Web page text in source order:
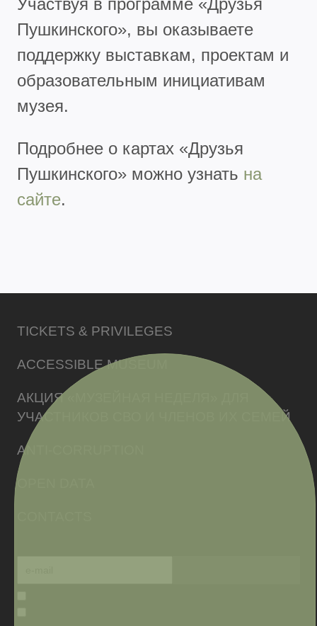
Участвуя в программе «Друзья
Пушкинского», вы оказываете
поддержку выставкам, проектам и
образовательным инициативам
музея.
Подробнее о картах «Друзья
Пушкинского» можно узнать на
сайте.
TICKETS & PRIVILEGES
ACCESSIBLE MUSEUM
АКЦИЯ «МУЗЕЙНАЯ НЕДЕЛЯ» ДЛЯ
УЧАСТНИКОВ СВО И ЧЛЕНОВ ИХ СЕМЕЙ
ANTI-CORRUPTION